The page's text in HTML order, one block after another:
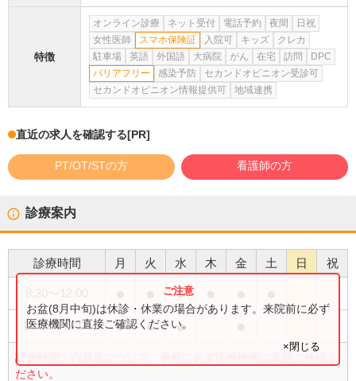
特徴
オンライン診療 ネット受付 電話予約 夜間
日祝
女性医師
スマホ保険証 入院可 キッズ
クレカ
駐車場
英語 外国語 大病院 がん 在宅 訪問
DPC
バリアフリー
感染予防
セカンドオピニオン受診可
セカンドオピニオン情報提供可
地域連携
直近の求人を確認する[PR]
PT/OT/STの方 看護師の方
診療案内
診療時間 月 火 水 木 金 土 日 祝
●
14:00〜17:00 ● ● ●
診療時間・内容等について、事前に必ず医療機関に直接ご確認く
ださい。
お盆(8月中旬)は休診・休業の場合があります。来院前に必ず
医療機関に直接ご確認ください。
×閉じる